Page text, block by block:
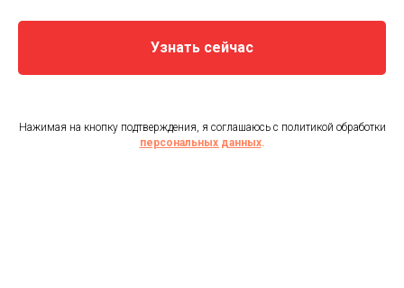
Узнать сейчас
Нажимая на кнопку подтверждения, я соглашаюсь с политикой обработки
персональных данных.